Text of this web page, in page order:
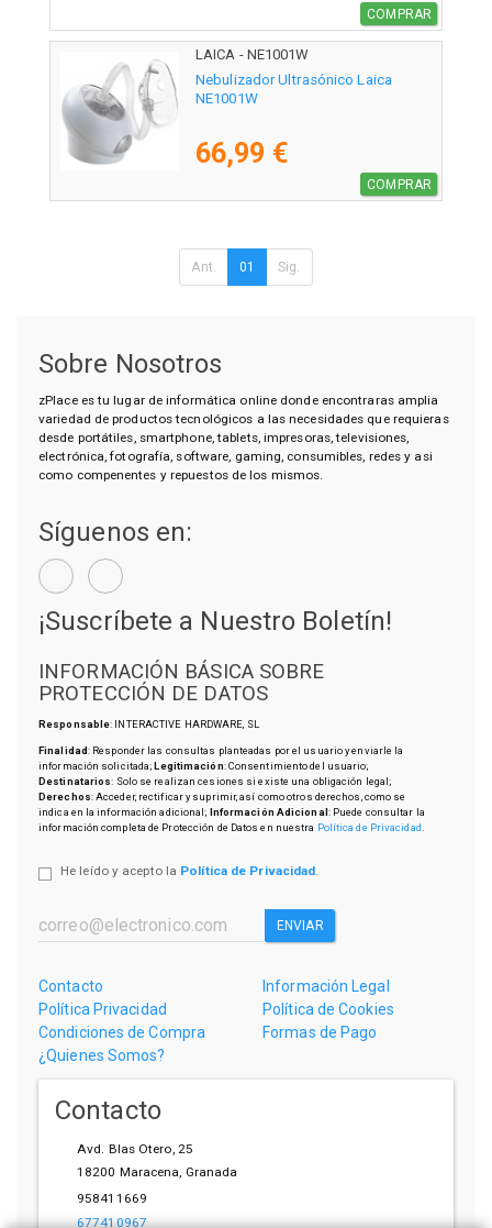
COMPRAR
LAICA - NE1001W
Nebulizador Ultrasónico Laica
NE1001W
66,99 €
COMPRAR
Ant. 01 Sig.
Sobre Nosotros
zPlace es tu lugar de informática online donde encontraras amplia
variedad de productos tecnológicos a las necesidades que requieras
desde portátiles, smartphone, tablets, impresoras, televisiones,
electrónica, fotografía, software, gaming, consumibles, redes y asi
como compenentes y repuestos de los mismos.
Síguenos en:
¡Suscríbete a Nuestro Boletín!
INFORMACIÓN BÁSICA SOBRE
PROTECCIÓN DE DATOS
Responsable: INTERACTIVE HARDWARE, SL
Finalidad: Responder las consultas planteadas por el usuario y enviarle la
información solicitada;Legitimación: Consentimiento del usuario;
Destinatarios: Solo se realizan cesiones si existe una obligación legal;
Derechos: Acceder, rectificar y suprimir, así como otros derechos, como se
indica en la información adicional; Información Adicional: Puede consultar la
información completa de Protección de Datos en nuestra Política de Privacidad
He leído y acepto la Política de Privacidad.
ENVIAR
Contacto
Información Legal
Política Privacidad
Política de Cookies
Condiciones de Compra
Formas de Pago
¿Quienes Somos?
Contacto
Avd. Blas Otero, 25
18200 Maracena, Granada
958411669
677410967